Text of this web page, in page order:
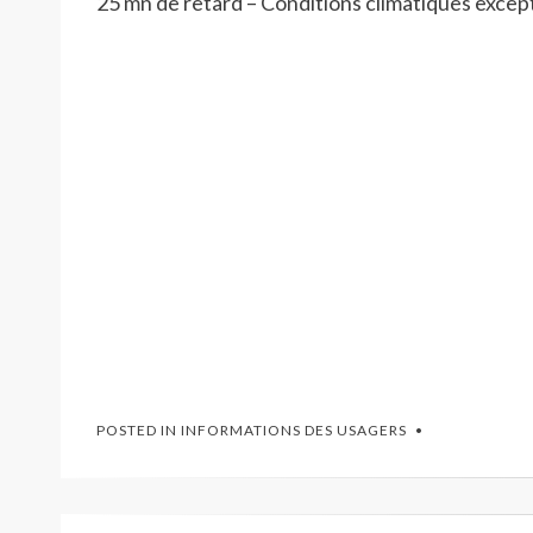
POSTED IN INFORMATIONS DES USAGERS